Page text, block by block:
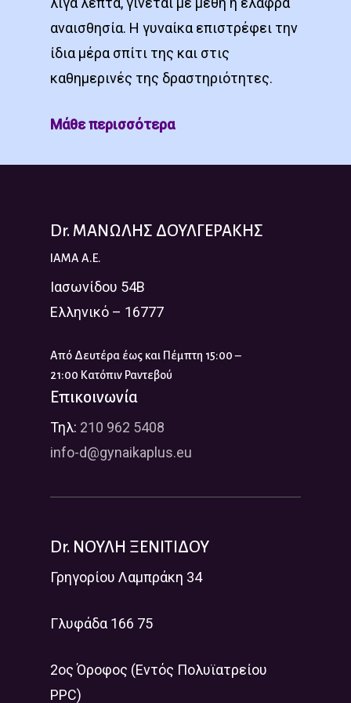
αναισθησία. Η γυναίκα επιστρέφει την
ίδια μέρα σπίτι της και στις
καθημερινές της δραστηριότητες.
Μάθε περισσότερα
Dr. ΜΑΝΩΛΗΣ ΔΟΥΛΓΕΡΑΚΗΣ
IAMA A.E.
Ιασωνίδου 54Β
Ελληνικό – 16777
Από Δευτέρα έως και Πέμπτη 15:00 –
21:00 Κατόπιν Ραντεβού
Επικοινωνία
Τηλ: 210 962 5408
info-d@gynaikaplus.eu
Dr. ΝΟΥΛΗ ΞΕΝΙΤΙΔΟΥ
Γρηγορίου Λαμπράκη 34
Γλυφάδα 166 75
2ος Όροφος (Εντός Πολυϊατρείου
PPC)